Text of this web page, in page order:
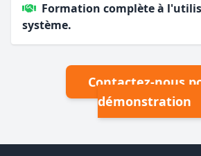
Formation complète à
système.
Contactez-nous
démonstration